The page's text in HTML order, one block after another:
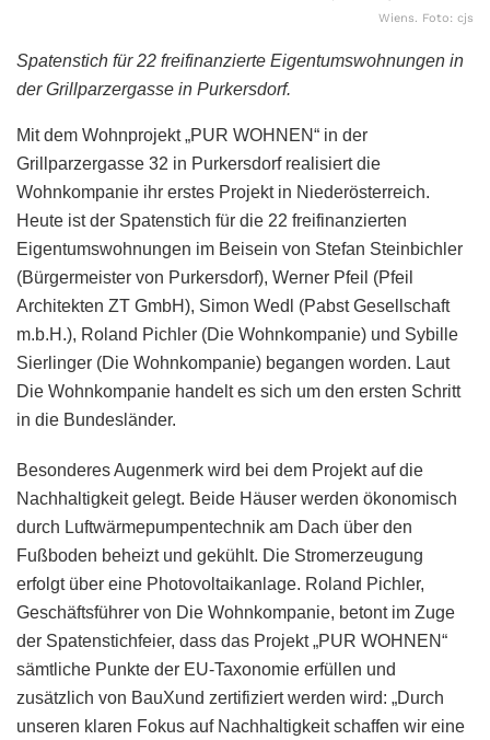
Wiens. Foto: cjs
Spatenstich für 22 freifinanzierte Eigentumswohnungen in
der Grillparzergasse in Purkersdorf.
Mit dem Wohnprojekt „PUR WOHNEN“ in der
Grillparzergasse 32 in Purkersdorf realisiert die
Wohnkompanie ihr erstes Projekt in Niederösterreich.
Heute ist der Spatenstich für die 22 freifinanzierten
Eigentumswohnungen im Beisein von Stefan Steinbichler
(Bürgermeister von Purkersdorf), Werner Pfeil (Pfeil
Architekten ZT GmbH), Simon Wedl (Pabst Gesellschaft
m.b.H.), Roland Pichler (Die Wohnkompanie) und Sybille
Sierlinger (Die Wohnkompanie) begangen worden. Laut
Die Wohnkompanie handelt es sich um den ersten Schritt
in die Bundesländer.
Besonderes Augenmerk wird bei dem Projekt auf die
Nachhaltigkeit gelegt. Beide Häuser werden ökonomisch
durch Luftwärmepumpentechnik am Dach über den
Fußboden beheizt und gekühlt. Die Stromerzeugung
erfolgt über eine Photovoltaikanlage. Roland Pichler,
Geschäftsführer von Die Wohnkompanie, betont im Zuge
der Spatenstichfeier, dass das Projekt „PUR WOHNEN“
sämtliche Punkte der EU-Taxonomie erfüllen und
zusätzlich von BauXund zertifiziert werden wird: „Durch
unseren klaren Fokus auf Nachhaltigkeit schaffen wir eine